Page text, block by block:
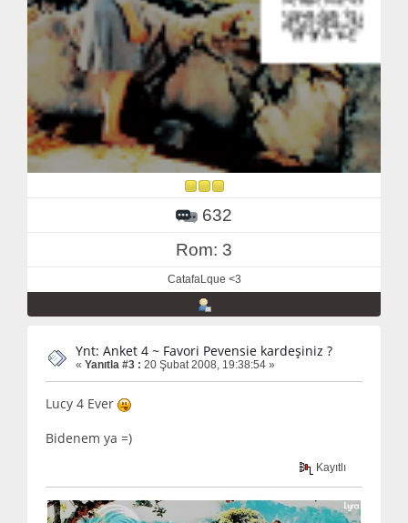
632
Rom: 3
CatafaLque <3
Ynt: Anket 4 ~ Favori Pevensie kardeşiniz ?
« Yanıtla #3 : 20 Şubat 2008, 19:38:54 »
Lucy 4 Ever
Bidenem ya =)
Kayıtlı